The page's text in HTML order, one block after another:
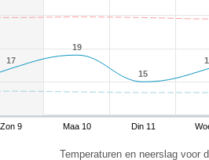
17
17
19
19
15
15
Zon 9 Maa 10 Din 11
Temperaturen en neerslag voor